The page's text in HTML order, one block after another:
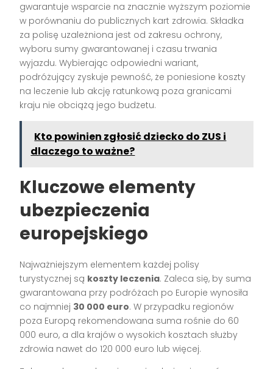
gwarantuje wsparcie na znacznie wyższym poziomie
w porównaniu do publicznych kart zdrowia. Składka
za polisę uzależniona jest od zakresu ochrony,
wyboru sumy gwarantowanej i czasu trwania
wyjazdu. Wybierając odpowiedni wariant,
podróżujący zyskuje pewność, że poniesione koszty
na leczenie lub akcję ratunkową poza granicami
kraju nie obciążą jego budżetu.
Kto powinien zgłosić dziecko do ZUS i
dlaczego to ważne?
Kluczowe elementy
ubezpieczenia
europejskiego
Najważniejszym elementem każdej polisy
turystycznej są koszty leczenia. Zaleca się, by suma
gwarantowana przy podróżach po Europie wynosiła
co najmniej 30 000 euro. W przypadku regionów
poza Europą rekomendowana suma rośnie do 60
000 euro, a dla krajów o wysokich kosztach służby
zdrowia nawet do 120 000 euro lub więcej.